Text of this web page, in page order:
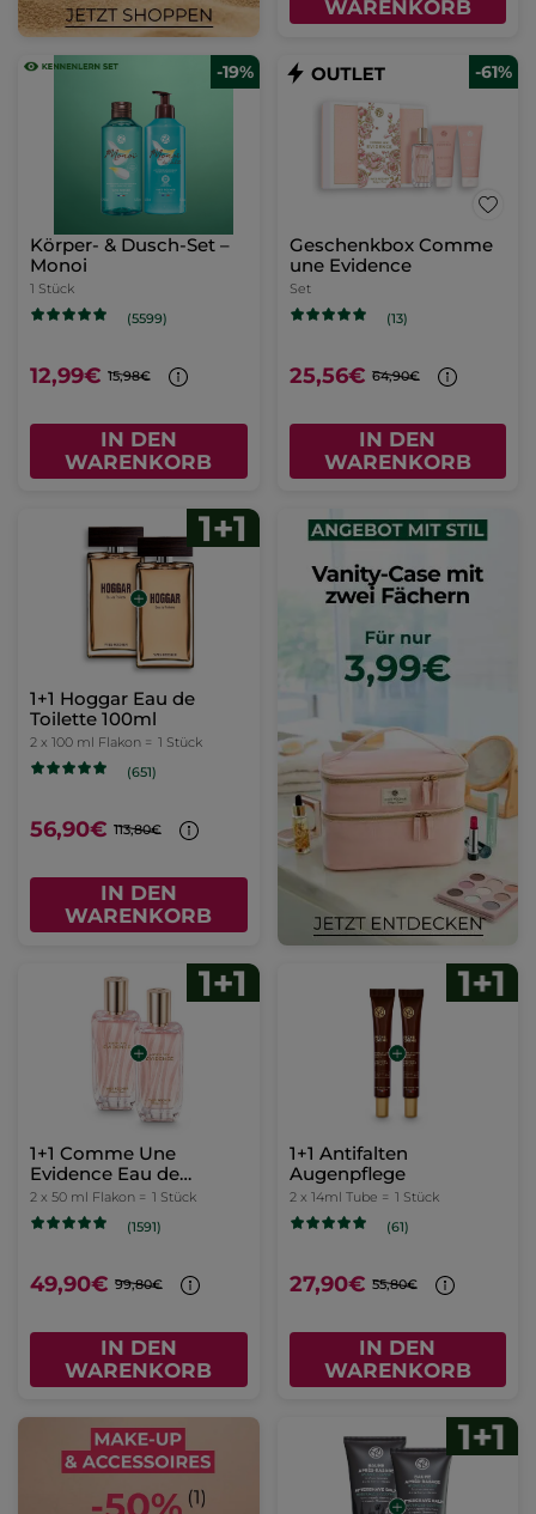
WARENKORB
-19%
Körper- & Dusch-Set –
Monoi
1 Stück
(5599)
12,99€ 15,98€
IN DEN
WARENKORB
-61%
Geschenkbox Comme
une Evidence
Set
(13)
25,56€ 64,90€
IN DEN
WARENKORB
1+1 Hoggar Eau de
Toilette 100ml
2 x 100 ml Flakon = 1 Stück
(651)
56,90€ 113,80€
IN DEN
WARENKORB
1+1 Comme Une
Evidence Eau de
Parfum 50 ml
2 x 50 ml Flakon = 1 Stück
(1591)
49,90€ 99,80€
IN DEN
WARENKORB
1+1 Antifalten
Augenpflege
2 x 14ml Tube = 1 Stück
(61)
27,90€ 55,80€
IN DEN
WARENKORB